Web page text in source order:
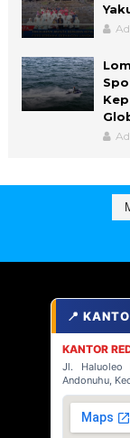
📍
KANTOR
Jl. Haluoleo
Andonuhu,